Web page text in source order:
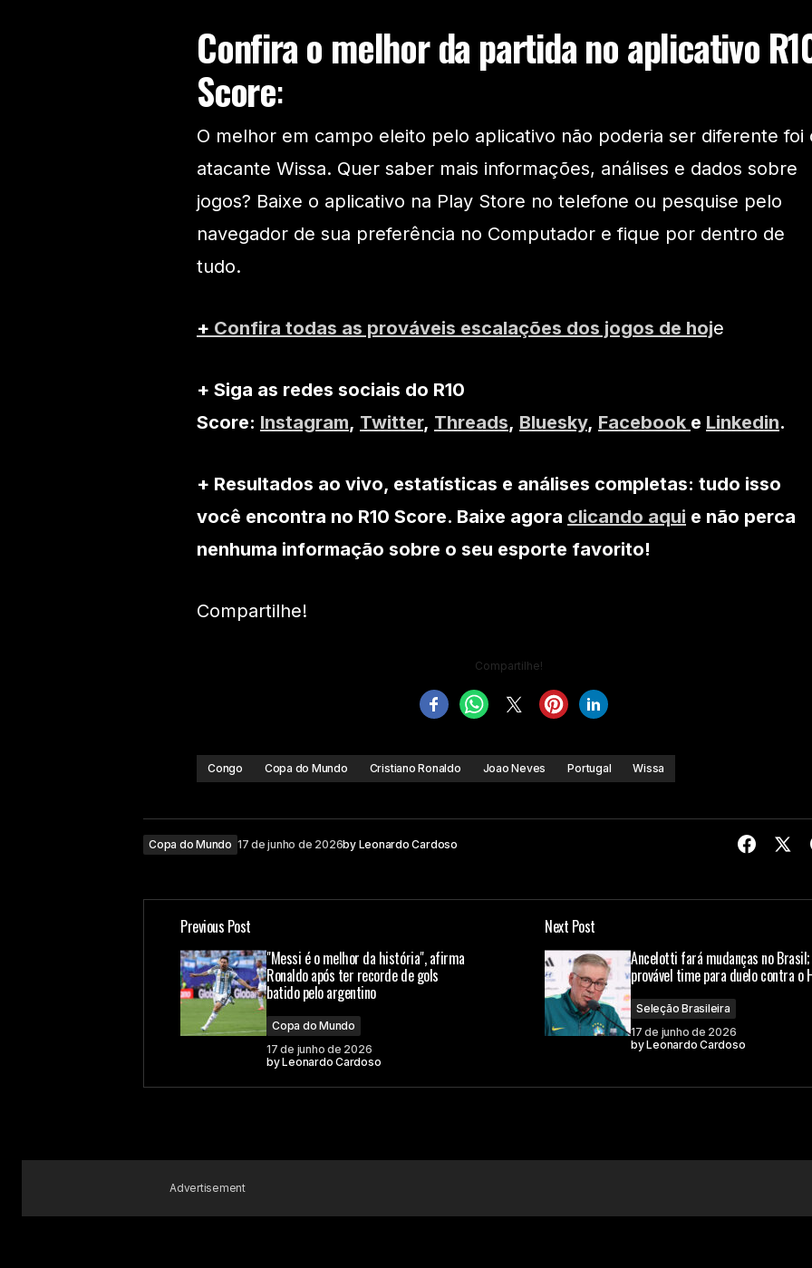
Confira o melhor da partida no aplicativo
Score:
O melhor em campo eleito pelo aplicativo não poderia ser diferente foi
atacante Wissa. Quer saber mais informações, análises e dados sobre
jogos? Baixe o aplicativo na Play Store no telefone ou pesquise pelo
navegador de sua preferência no Computador e fique por dentro de
tudo.
+ Confira todas as prováveis escalações dos jogos de hoje
+ Siga as redes sociais do R10
Score: Instagram, Twitter, Threads, Bluesky, Facebook e Linkedin.
+ Resultados ao vivo, estatísticas e análises completas: tudo isso
você encontra no R10 Score. Baixe agora clicando aqui e não perca
nenhuma informação sobre o seu esporte favorito!
Compartilhe!
Compartilhe!
Congo Copa do Mundo Cristiano Ronaldo Joao Neves Portugal Wissa
Copa do Mundo 17 de junho de 2026by Leonardo Cardoso
Previous Post
"Messi é o melhor da história", afirma
Ronaldo após ter recorde de gols
batido pelo argentino
Copa do Mundo
17 de junho de 2026
byLeonardo Cardoso
Next Post
Ancelotti fará mudanças no Brasil;
provável time para duelo contra o
Seleção Brasileira
17 de junho de 2026
byLeonardo Cardoso
Advertisement